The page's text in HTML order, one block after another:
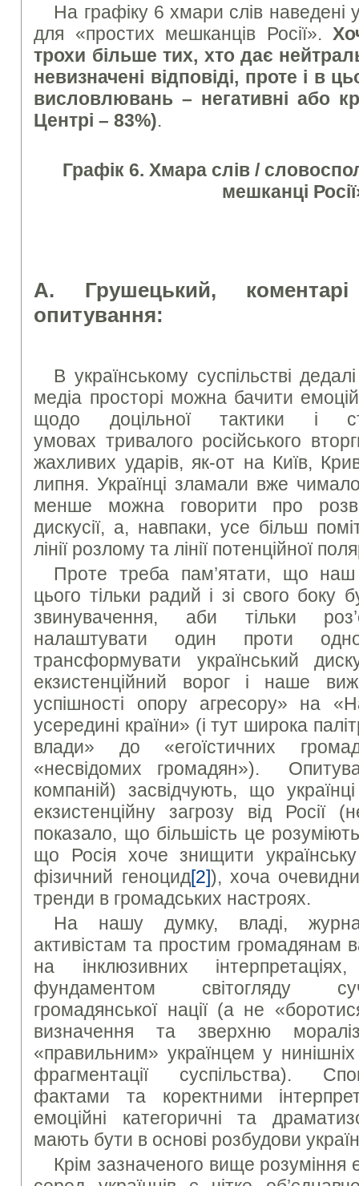
На графіку 6 хмари слів наведені
для «простих мешканців Росії».
трохи більше тих, хто дає
невизначені відповіді, проте і в
висловлювань – негативні або
Центрі – 83%).
Графік 6. Хмара слів /
мешканці
А. Грушецький,
опитування:
В українському суспільстві
медіа просторі можна бачити
щодо доцільної тактики і
умовах тривалого російського
жахливих ударів, як-от на Київ,
липня. Українці зламали вже
менше можна говорити про
дискусії, а, навпаки, усе більш
лінії розлому та лінії потенційної
Проте треба пам’ятати, що наш
цього тільки радий і зі свого боку
звинувачення, аби тільки
налаштувати один проти
трансформувати український
екзистенційний ворог і наше
успішності опору агресору» на
усередині країни» (і тут широка
влади» до «егоїстичних
«несвідомих громадян»).
компаній) засвідчують, що
екзистенційну загрозу від Росії
показало, що більшість це
що Росія хоче знищити
фізичний геноцид[2]), хоча
тренди в громадських настроях.
На нашу думку, владі,
активістам та простим громадянам
на інклюзивних
фундаментом світогляду
громадянської нації (а не
визначення та зверхню
«правильним» українцем у
фрагментації суспільства).
фактами та коректними
емоційні категоричні та
мають бути в основі розбудови
Крім зазначеного вище розуміння